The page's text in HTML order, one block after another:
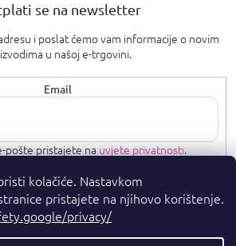
kolačiće. Nastavkom
pristajete na njihovo korištenje.
privacy/
se na newsletter
i poslat ćemo vam informacije o novim
u našoj e-trgovini.
Email
pošte pristajete nauvjete privatnosti.
PRETPLATI SE